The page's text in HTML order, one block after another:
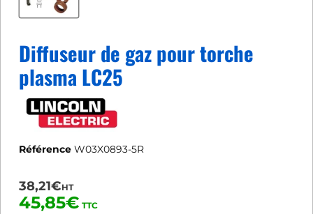
Diffuseur de gaz pour torche
plasma LC25
Référence W03X0893-5R
38,21€HT
45,85€ TTC